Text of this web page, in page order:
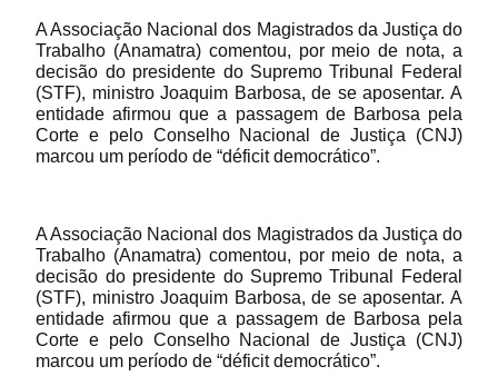
A Associação Nacional dos Magistrados da Justiça do
Trabalho (Anamatra) comentou, por meio de nota, a
decisão do presidente do Supremo Tribunal Federal
(STF), ministro Joaquim Barbosa, de se aposentar. A
entidade afirmou que a passagem de Barbosa pela
Corte e pelo Conselho Nacional de Justiça (CNJ)
marcou um período de “déficit democrático”.
A Associação Nacional dos Magistrados da Justiça do
Trabalho (Anamatra) comentou, por meio de nota, a
decisão do presidente do Supremo Tribunal Federal
(STF), ministro Joaquim Barbosa, de se aposentar. A
entidade afirmou que a passagem de Barbosa pela
Corte e pelo Conselho Nacional de Justiça (CNJ)
marcou um período de “déficit democrático”.